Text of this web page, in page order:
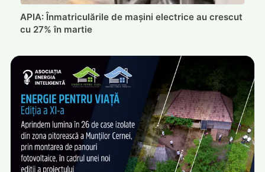
APIA: Înmatriculările de mașini electrice au crescut
cu 27% în martie